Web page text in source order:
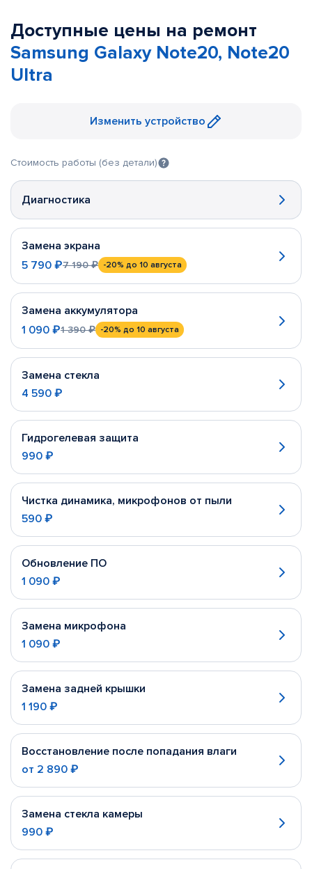
Доступные цены на ремонт
Samsung Galaxy Note20, Note20
Ultra
Изменить устройство
Стоимость работы (без детали)
Диагностика
Замена экрана
5 790 ₽7 190 ₽ -20% до 10 августа
Замена аккумулятора
1 090 ₽1 390 ₽ -20% до 10 августа
Замена стекла
4 590 ₽
Гидрогелевая защита
990 ₽
Чистка динамика, микрофонов от пыли
590 ₽
Обновление ПО
1 090 ₽
Замена микрофона
1 090 ₽
Замена задней крышки
1 190 ₽
Восстановление после попадания влаги
от 2 890 ₽
Замена стекла камеры
990 ₽